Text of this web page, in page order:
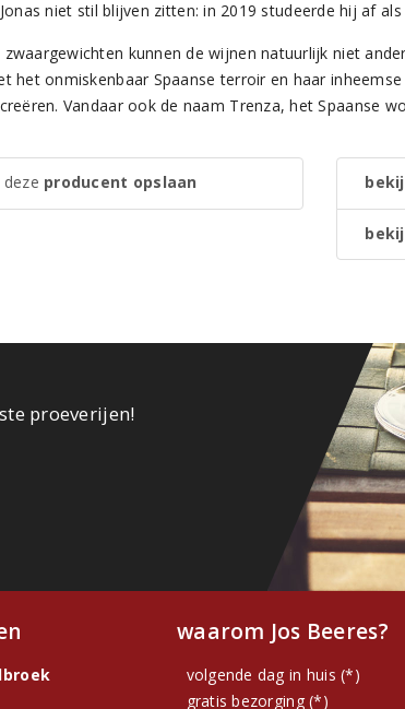
niet stil blijven zitten: in 2019 studeerde hij af
kunnen de wijnen natuurlijk niet
het onmiskenbaar Spaanse terroir en haar
Vandaar ook de naam Trenza, het Spaanse
producent opslaan
proeverijen!
waarom Jos Beeres?
volgende dag in huis (*)
gratis bezorging (*)